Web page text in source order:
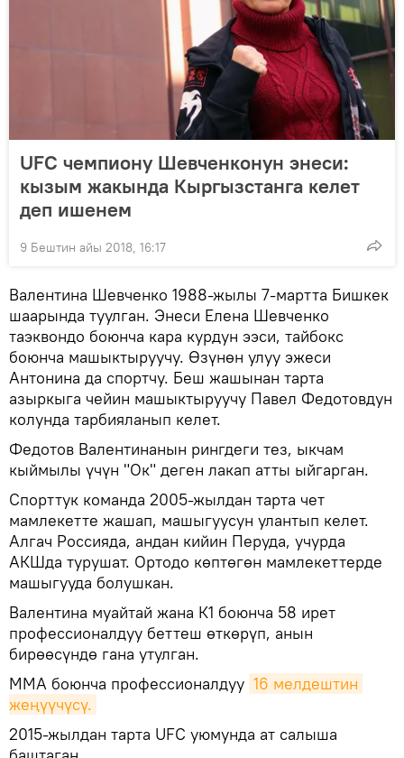
UFC чемпиону Шевченконун энеси:
кызым жакында Кыргызстанга келет
деп ишенем
9 Бештин айы 2018, 16:17
Валентина Шевченко 1988-жылы 7-мартта Бишкек
шаарында туулган. Энеси Елена Шевченко
таэквондо боюнча кара курдун ээси, тайбокс
боюнча машыктыруучу. Өзүнөн улуу эжеси
Антонина да спортчу. Беш жашынан тарта
азыркыга чейин машыктыруучу Павел Федотовдун
колунда тарбияланып келет.
Федотов Валентинанын рингдеги тез, ыкчам
кыймылы үчүн "Ок" деген лакап атты ыйгарган.
Спорттук команда 2005-жылдан тарта чет
мамлекетте жашап, машыгуусун улантып келет.
Алгач Россияда, андан кийин Перуда, учурда
АКШда турушат. Ортодо көптөгөн мамлекеттерде
машыгууда болушкан.
Валентина муайтай жана К1 боюнча 58 ирет
профессионалдуу беттеш өткөрүп, анын
бирөөсүндө гана утулган.
ММА боюнча профессионалдуу 16 мелдештин
жеңүүчүсү.
2015-жылдан тарта UFC уюмунда ат салыша